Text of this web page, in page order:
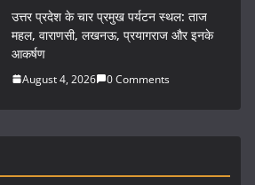
उत्तर प्रदेश के चार प्रमुख पर्यटन स्थल: ताज
महल, वाराणसी, लखनऊ, प्रयागराज और इनके
आकर्षण
August 4, 2026 0 Comments